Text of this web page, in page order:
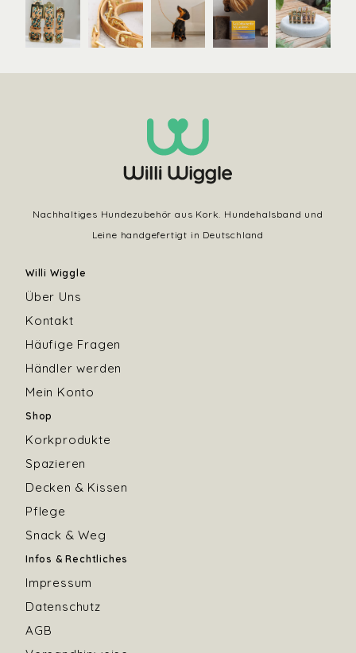
Nachhaltiges Hundezubehör aus Kork. Hundehalsband und
Leine handgefertigt in Deutschland
Willi Wiggle
Über Uns
Kontakt
Häufige Fragen
Händler werden
Mein Konto
Shop
Korkprodukte
Spazieren
Decken & Kissen
Pflege
Snack & Weg
Infos & Rechtliches
Impressum
Datenschutz
AGB